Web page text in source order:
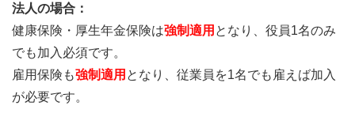
法人の場合：
健康保険・厚生年金保険は強制適用 となり、役員1名のみ
でも加入必須です。
雇用保険も強制適用 となり、従業員を1名でも雇えば加入
が必要です。